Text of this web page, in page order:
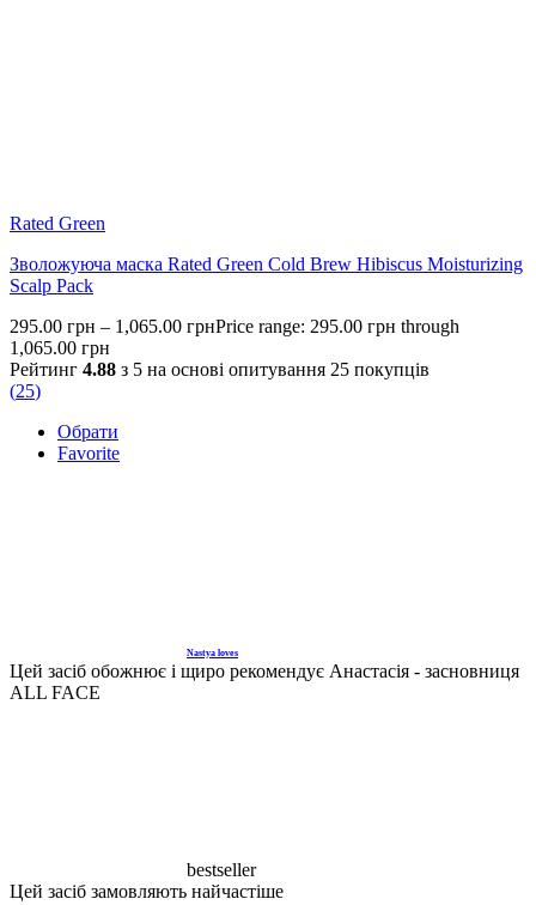
Rated Green
Зволожуюча маска Rated Green Cold Brew Hibiscus Moisturizing
Scalp Pack
295.00 грн – 1,065.00 грнPrice range: 295.00 грн through
1,065.00 грн
Рейтинг 4.88 з 5 на основі опитування 25 покупців
(25)
Обрати
Favorite
Nastya loves
Цей засіб обожнює і щиро рекомендує Анастасія - засновниця
ALL FACE
bestseller
Цей засіб замовляють найчастіше